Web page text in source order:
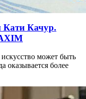
Качур.
может быть
оказывается более